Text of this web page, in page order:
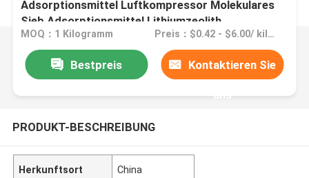
Adsorptionsmittel Luftkompressor Molekulares
Sieb Adsorptionsmittel Lithiumzeolith
MOQ：1 Kilogramm Preis：$0.42 - $6.00/ kilogram
Bestpreis Kontaktieren Sie
uns
PRODUKT-BESCHREIBUNG
Herkunftsort China